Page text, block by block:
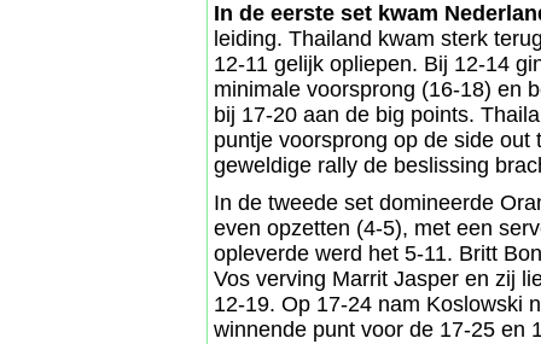
In de eerste set kwam
leiding. Thailand kwam sterk
12-11 gelijk opliepen. Bij 12-14
minimale voorsprong (16-18) en
bij 17-20 aan de big points.
puntje voorsprong op de side
geweldige rally de beslissing
In de tweede set domineerde
even opzetten (4-5), met een
opleverde werd het 5-11. Britt
Vos verving Marrit Jasper en zij
12-19. Op 17-24 nam Koslowski
winnende punt voor de 17-25 en